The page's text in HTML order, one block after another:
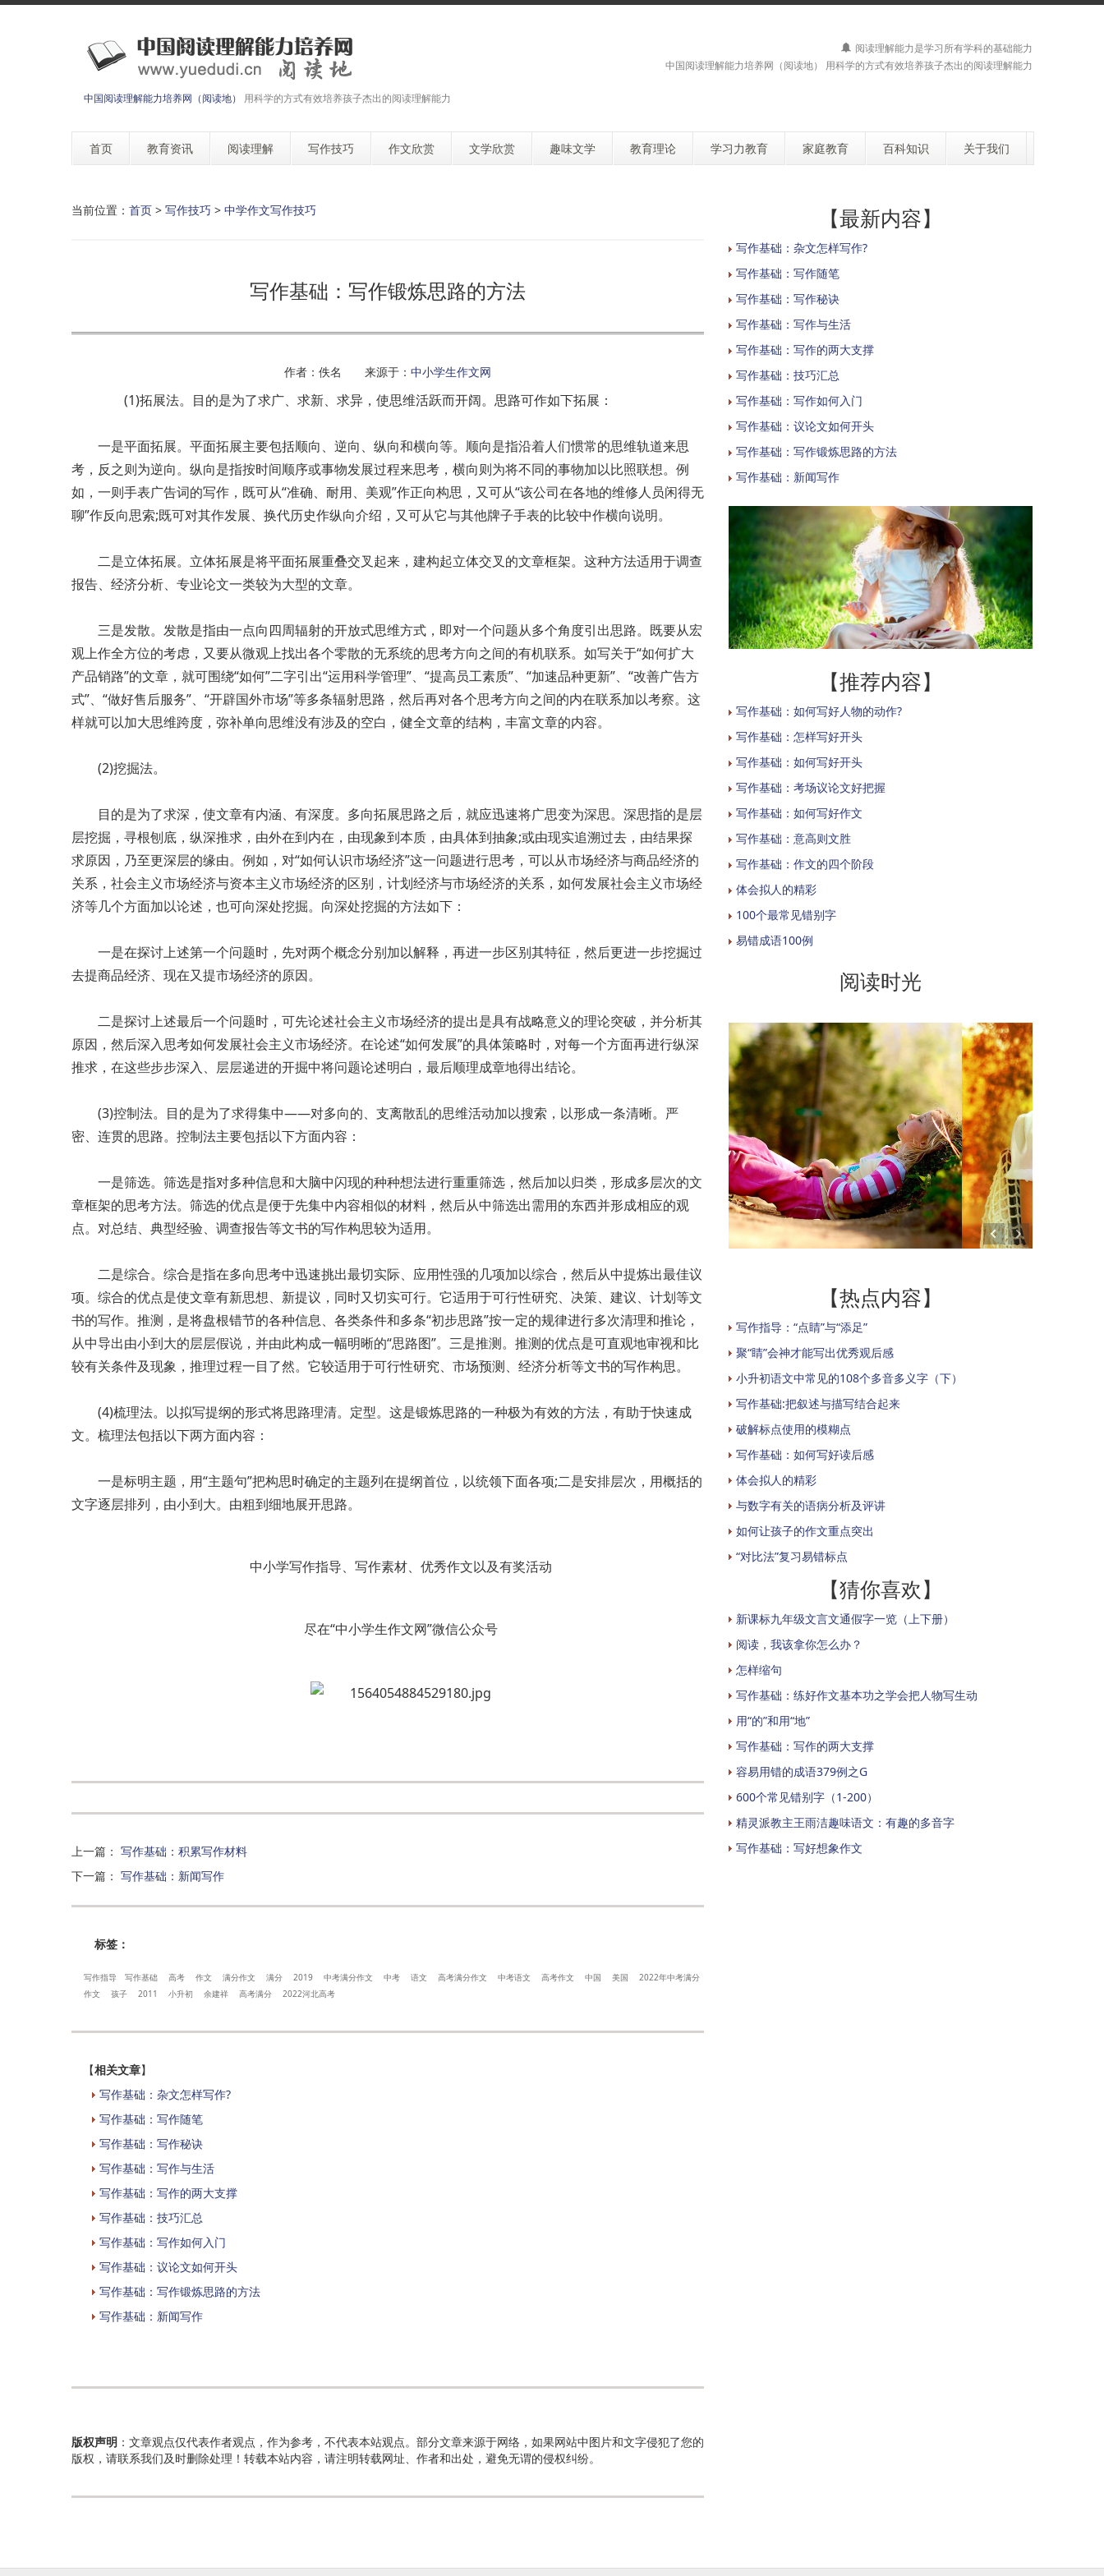
中国阅读理解能力培养网（阅读地） 用科学的方式有效培养孩子杰出的阅读理解能力
阅读理解能力是学习所有学科的基础能力
中国阅读理解能力培养网（阅读地） 用科学的方式有效培养孩子杰出的阅读理解能力
首页 教育资讯 阅读理解 写作技巧 作文欣赏 文学欣赏 趣味文学 教育理论 学习力教育 家庭教育 百科知识 关于我们
当前位置： 首页 > 写作技巧 > 中学作文写作技巧
写作基础：写作锻炼思路的方法
作者：佚名 来源于： 中小学生作文网
(1)拓展法。目的是为了求广、求新、求异，使思维活跃而开阔。思路可作如下拓展：
一是平面拓展。平面拓展主要包括顺向、逆向、纵向和横向等。顺向是指沿着人们惯常的思维轨道来思
考，反之则为逆向。纵向是指按时间顺序或事物发展过程来思考，横向则为将不同的事物加以比照联想。例
如，一则手表广告词的写作，既可从“准确、耐用、美观”作正向构思，又可从“该公司在各地的维修人员闲得无
聊”作反向思索;既可对其作发展、换代历史作纵向介绍，又可从它与其他牌子手表的比较中作横向说明。
二是立体拓展。立体拓展是将平面拓展重叠交叉起来，建构起立体交叉的文章框架。这种方法适用于调查
报告、经济分析、专业论文一类较为大型的文章。
三是发散。发散是指由一点向四周辐射的开放式思维方式，即对一个问题从多个角度引出思路。既要从宏
观上作全方位的考虑，又要从微观上找出各个零散的无系统的思考方向之间的有机联系。如写关于“如何扩大
产品销路”的文章，就可围绕“如何”二字引出“运用科学管理”、“提高员工素质”、“加速品种更新”、“改善广告方
式”、“做好售后服务”、“开辟国外市场”等多条辐射思路，然后再对各个思考方向之间的内在联系加以考察。这
样就可以加大思维跨度，弥补单向思维没有涉及的空白，健全文章的结构，丰富文章的内容。
(2)挖掘法。
目的是为了求深，使文章有内涵、有深度。多向拓展思路之后，就应迅速将广思变为深思。深思指的是层
层挖掘，寻根刨底，纵深推求，由外在到内在，由现象到本质，由具体到抽象;或由现实追溯过去，由结果探
求原因，乃至更深层的缘由。例如，对“如何认识市场经济”这一问题进行思考，可以从市场经济与商品经济的
关系，社会主义市场经济与资本主义市场经济的区别，计划经济与市场经济的关系，如何发展社会主义市场经
济等几个方面加以论述，也可向深处挖掘。向深处挖掘的方法如下：
一是在探讨上述第一个问题时，先对两个概念分别加以解释，再进一步区别其特征，然后更进一步挖掘过
去提商品经济、现在又提市场经济的原因。
二是探讨上述最后一个问题时，可先论述社会主义市场经济的提出是具有战略意义的理论突破，并分析其
原因，然后深入思考如何发展社会主义市场经济。在论述“如何发展”的具体策略时，对每一个方面再进行纵深
推求，在这些步步深入、层层递进的开掘中将问题论述明白，最后顺理成章地得出结论。
(3)控制法。目的是为了求得集中——对多向的、支离散乱的思维活动加以搜索，以形成一条清晰。严
密、连贯的思路。控制法主要包括以下方面内容：
一是筛选。筛选是指对多种信息和大脑中闪现的种种想法进行重重筛选，然后加以归类，形成多层次的文
章框架的思考方法。筛选的优点是便于先集中内容相似的材料，然后从中筛选出需用的东西并形成相应的观
点。对总结、典型经验、调查报告等文书的写作构思较为适用。
二是综合。综合是指在多向思考中迅速挑出最切实际、应用性强的几项加以综合，然后从中提炼出最佳议
项。综合的优点是使文章有新思想、新提议，同时又切实可行。它适用于可行性研究、决策、建议、计划等文
书的写作。推测，是将盘根错节的各种信息、各类条件和多条“初步思路”按一定的规律进行多次清理和推论，
从中导出由小到大的层层假说，并由此构成一幅明晰的“思路图”。三是推测。推测的优点是可直观地审视和比
较有关条件及现象，推理过程一目了然。它较适用于可行性研究、市场预测、经济分析等文书的写作构思。
(4)梳理法。以拟写提纲的形式将思路理清。定型。这是锻炼思路的一种极为有效的方法，有助于快速成
文。梳理法包括以下两方面内容：
一是标明主题，用“主题句”把构思时确定的主题列在提纲首位，以统领下面各项;二是安排层次，用概括的
文字逐层排列，由小到大。由粗到细地展开思路。
中小学写作指导、写作素材、优秀作文以及有奖活动
尽在“中小学生作文网”微信公众号
上一篇 ： 写作基础：积累写作材料
下一篇 ： 写作基础：新闻写作
标签：
写作指导 写作基础 高考 作文 满分作文 满分 2019 中考满分作文 中考 语文 高考满分作文 中考语文 高考作文 中国 美国
2022年中考满分
作文
孩子 2011 小升初 余建祥 高考满分 2022河北高考
【相关文章】
写作基础：杂文怎样写作?
写作基础：写作随笔
写作基础：写作秘诀
写作基础：写作与生活
写作基础：写作的两大支撑
写作基础：技巧汇总
写作基础：写作如何入门
写作基础：议论文如何开头
写作基础：写作锻炼思路的方法
写作基础：新闻写作
版权声明 ：文章观点仅代表作者观点，作为参考，不代表本站观点。部分文章来源于网络，如果网站中图片和文字侵犯了您的
版权，请联系我们及时删除处理！转载本站内容，请注明转载网址、作者和出处，避免无谓的侵权纠纷。
【最新内容】
写作基础：杂文怎样写作?
写作基础：写作随笔
写作基础：写作秘诀
写作基础：写作与生活
写作基础：写作的两大支撑
写作基础：技巧汇总
写作基础：写作如何入门
写作基础：议论文如何开头
写作基础：写作锻炼思路的方法
写作基础：新闻写作
【推荐内容】
写作基础：如何写好人物的动作?
写作基础：怎样写好开头
写作基础：如何写好开头
写作基础：考场议论文好把握
写作基础：如何写好作文
写作基础：意高则文胜
写作基础：作文的四个阶段
体会拟人的精彩
100个最常见错别字
易错成语100例
阅读时光
【热点内容】
写作指导：“点睛”与“添足”
聚“睛”会神才能写出优秀观后感
小升初语文中常见的108个多音多义字（下）
写作基础:把叙述与描写结合起来
破解标点使用的模糊点
写作基础：如何写好读后感
体会拟人的精彩
与数字有关的语病分析及评讲
如何让孩子的作文重点突出
“对比法”复习易错标点
【猜你喜欢】
新课标九年级文言文通假字一览（上下册）
阅读，我该拿你怎么办？
怎样缩句
写作基础：练好作文基本功之学会把人物写生动
用“的”和用“地”
写作基础：写作的两大支撑
容易用错的成语379例之G
600个常见错别字（1-200）
精灵派教主王雨洁趣味语文：有趣的多音字
写作基础：写好想象作文